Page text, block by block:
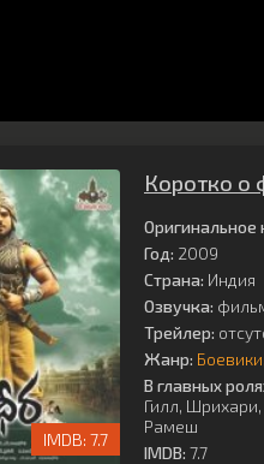
7.7
Коротко о
Оригинальное
Год: 2009
Страна: Индия
Озвучка:
Трейлер:
Жанр: Боевики
В главных
Гилл, Шрихари,
Рамеш
IMDB: 7.7